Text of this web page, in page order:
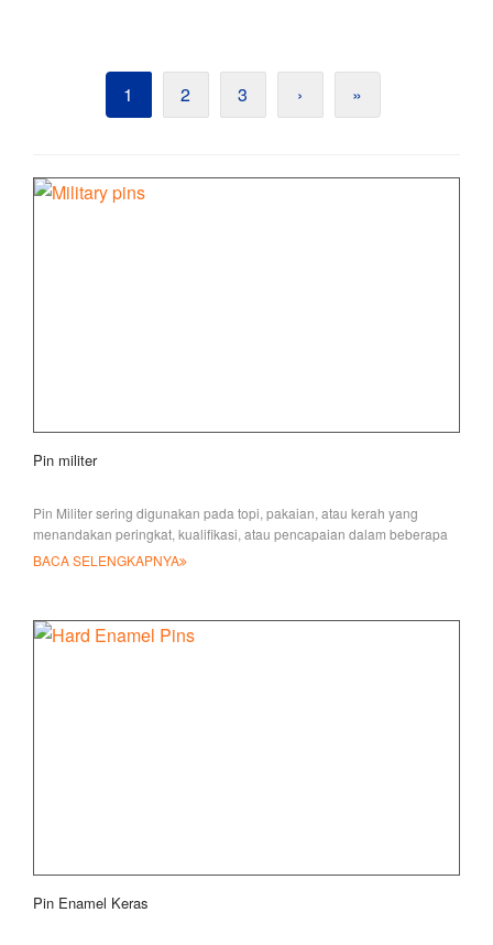
1 2 3 › »
Pin militer
Pin Militer sering digunakan pada topi, pakaian, atau kerah yang
menandakan peringkat, kualifikasi, atau pencapaian dalam beberapa
karir
BACA SELENGKAPNYA
Pin Enamel Keras